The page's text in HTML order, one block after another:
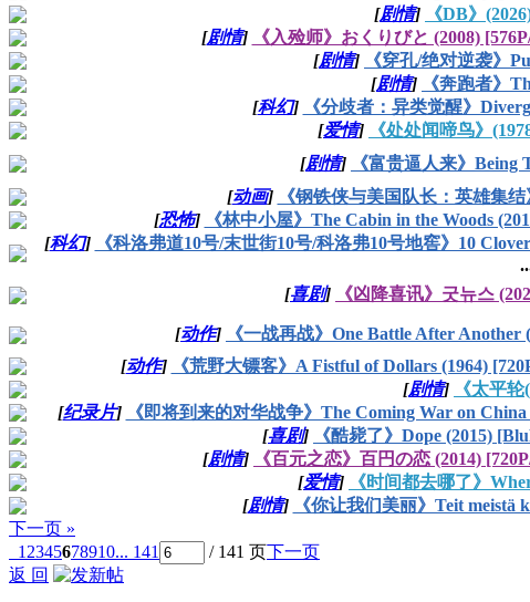
[剧情] 《DB》
[剧情] 《入殓师》おくりびと (2008)
[剧情] 《穿孔/绝对逆袭》
[剧情] 《奔跑者》
[科幻] 《分歧者：异类觉醒》
[爱情] 《处处闻啼鸟》
[剧情] 《富贵逼人来》Being
[动画] 《钢铁侠与美国队长：英雄集
[恐怖] 《林中小屋》The Cabin in the Woods
[科幻]
《科洛弗道10号/末世街10号/科洛弗10号地窖》10
[喜剧] 《凶降喜讯》굿뉴스
[动作] 《一战再战》One Battle After
[动作] 《荒野大镖客》A Fistful of Dollars (1964)
[剧情] 《太平
[纪录片] 《即将到来的对华战争》The Coming War on
[喜剧] 《酷毙了》Dope (2015)
[剧情] 《百元之恋》百円の恋 (2014)
[爱情] 《时间都去哪了》
[剧情] 《你让我们美丽》Teit meistä
下一页 »
1 2345678910... 141 / 141 页下一页
返 回